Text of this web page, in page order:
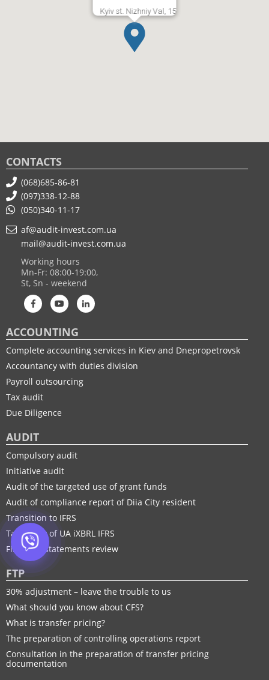
Kyiv st. Nizhniy Val, 15
CONTACTS
(068)685-86-81
(097)338-12-88
(050)340-11-17
af@audit-invest.com.ua
mail@audit-invest.com.ua
Working hours
Mn-Fr: 08:00-19:00,
St, Sn - weekend
ACCOUNTING
Complete accounting services in Kiev and Dnepropetrovsk
Accountancy with duties division
Payroll outsourcing
Tax audit
Due Diligence
AUDIT
Compulsory audit
Initiative audit
Audit of the targeted use of grant funds
Audit of compliance report of Diia City resident
Transition to IFRS
Taxonomy of UA іXBRL IFRS
Financial statements review
FTP
30% adjustment – leave the trouble to us
What should you know about CFS?
What is transfer pricing?
The preparation of controlling operations report
Consultation in the preparation of transfer pricing
documentation